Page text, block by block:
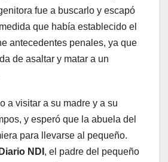
fue a buscarlo y escapó
que había establecido el
antecedentes penales, ya que
de asaltar y matar a un
a visitar a su madre y a su
y esperó que la abuela del
para llevarse al pequeño.
Diario NDI , el padre del pequeño